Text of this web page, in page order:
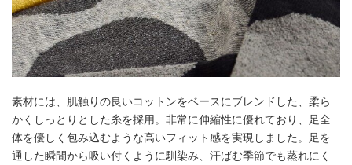
素材には、肌触りの良いコットンをベースにブレンドした、柔ら
かくしっとりとした糸を採用。非常に伸縮性に優れており、足全
体を優しく包み込むような高いフィット感を実現しました。足を
通した瞬間から吸い付くように馴染み、汗ばむ季節でも蒸れにく